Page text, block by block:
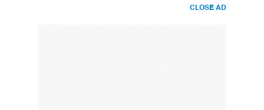
CLOSE AD